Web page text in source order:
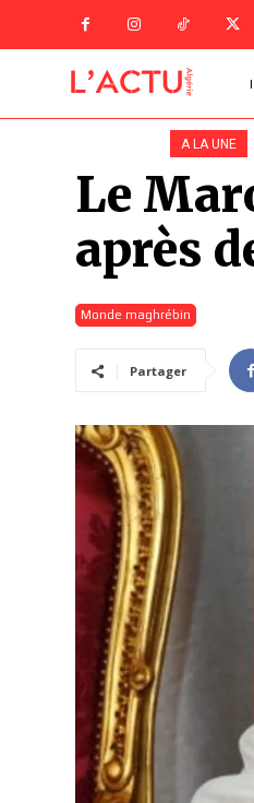
A LA UNE
Le
après
Monde maghrébin
Partager